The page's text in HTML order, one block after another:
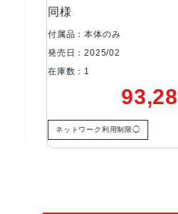
同様
付属品：本体のみ
発売日：2025/02
在庫数：1
ネットワーク利用制限◯